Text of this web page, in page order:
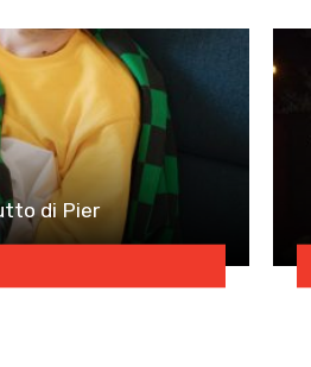
di Pier